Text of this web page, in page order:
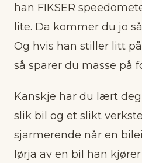
han FIKSER
lite. Da kommer du jo
Og hvis han stiller litt
så sparer du masse på
Kanskje har du lært
slik bil og et slikt
sjarmerende når en
lørja av en bil han